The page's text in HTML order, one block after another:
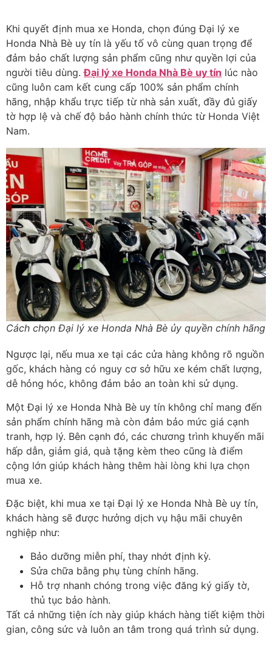
Khi quyết định mua xe Honda, chọn đúng Đại lý xe
Honda Nhà Bè uy tín là yếu tố vô cùng quan trọng để
đảm bảo chất lượng sản phẩm cũng như quyền lợi của
người tiêu dùng.Đại lý xe Honda Nhà Bè uy tín lúc nào
cũng luôn cam kết cung cấp 100% sản phẩm chính
hãng, nhập khẩu trực tiếp từ nhà sản xuất, đầy đủ giấy
tờ hợp lệ và chế độ bảo hành chính thức từ Honda Việt
Nam.
Cách chọn Đại lý xe Honda Nhà Bè ủy quyền chính hãng
Ngược lại, nếu mua xe tại các cửa hàng không rõ nguồn
gốc, khách hàng có nguy cơ sở hữu xe kém chất lượng,
dễ hỏng hóc, không đảm bảo an toàn khi sử dụng.
Một Đại lý xe Honda Nhà Bè uy tín không chỉ mang đến
sản phẩm chính hãng mà còn đảm bảo mức giá cạnh
tranh, hợp lý. Bên cạnh đó, các chương trình khuyến mãi
hấp dẫn, giảm giá, quà tặng kèm theo cũng là điểm
cộng lớn giúp khách hàng thêm hài lòng khi lựa chọn
mua xe.
Đặc biệt, khi mua xe tại Đại lý xe Honda Nhà Bè uy tín,
khách hàng sẽ được hưởng dịch vụ hậu mãi chuyên
nghiệp như:
Bảo dưỡng miễn phí, thay nhớt định kỳ.
Sửa chữa bằng phụ tùng chính hãng.
Hỗ trợ nhanh chóng trong việc đăng ký giấy tờ,
thủ tục bảo hành.
Tất cả những tiện ích này giúp khách hàng tiết kiệm thời
gian, công sức và luôn an tâm trong quá trình sử dụng.